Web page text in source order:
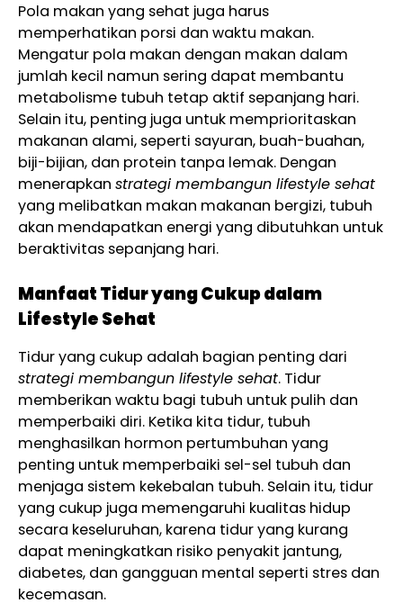
Pola makan yang sehat juga harus
memperhatikan porsi dan waktu makan.
Mengatur pola makan dengan makan dalam
jumlah kecil namun sering dapat membantu
metabolisme tubuh tetap aktif sepanjang hari.
Selain itu, penting juga untuk memprioritaskan
makanan alami, seperti sayuran, buah-buahan,
biji-bijian, dan protein tanpa lemak. Dengan
menerapkan strategi membangun lifestyle sehat
yang melibatkan makan makanan bergizi, tubuh
akan mendapatkan energi yang dibutuhkan untuk
beraktivitas sepanjang hari.
Manfaat Tidur yang Cukup dalam
Lifestyle Sehat
Tidur yang cukup adalah bagian penting dari
strategi membangun lifestyle sehat. Tidur
memberikan waktu bagi tubuh untuk pulih dan
memperbaiki diri. Ketika kita tidur, tubuh
menghasilkan hormon pertumbuhan yang
penting untuk memperbaiki sel-sel tubuh dan
menjaga sistem kekebalan tubuh. Selain itu, tidur
yang cukup juga memengaruhi kualitas hidup
secara keseluruhan, karena tidur yang kurang
dapat meningkatkan risiko penyakit jantung,
diabetes, dan gangguan mental seperti stres dan
kecemasan.